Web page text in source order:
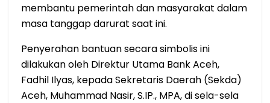
membantu pemerintah dan masyarakat dalam
masa tanggap darurat saat ini.
​Penyerahan bantuan secara simbolis ini
dilakukan oleh Direktur Utama Bank Aceh,
Fadhil Ilyas, kepada Sekretaris Daerah (Sekda)
Aceh, Muhammad Nasir, S.IP., MPA, di sela-sela